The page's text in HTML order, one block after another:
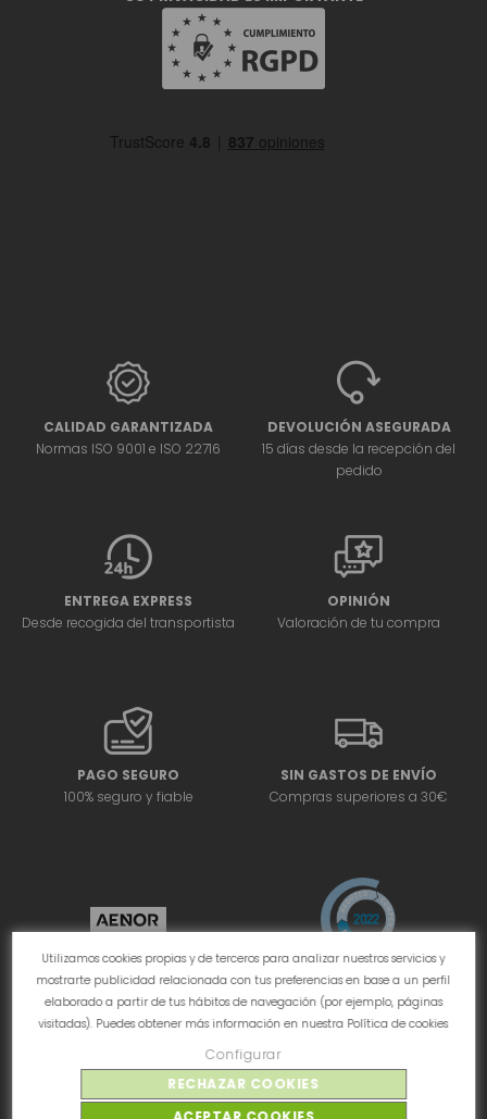
Utilizamos cookies propias y de terceros para analizar nuestros servicios y
mostrarte publicidad relacionada con tus preferencias en base a un perfil
elaborado a partir de tus hábitos de navegación (por ejemplo, páginas
visitadas). Puedes obtener más información en nuestra Política de cookies
Configurar
RECHAZAR COOKIES
CALIDAD GARANTIZADA
Normas ISO 9001 e ISO 22716
DEVOLUCIÓN ASEGURADA
15 días desde la recepción del
pedido
ENTREGA EXPRESS
Desde recogida del transportista
OPINIÓN
Valoración de tu compra
PAGO SEGURO
100% seguro y fiable
SIN GASTOS DE ENVÍO
Compras superiores a 30€